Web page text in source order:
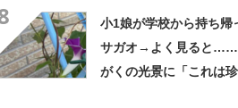
小1娘が学校から持ち帰
サガオ→よく見ると
がくの光景に「これは